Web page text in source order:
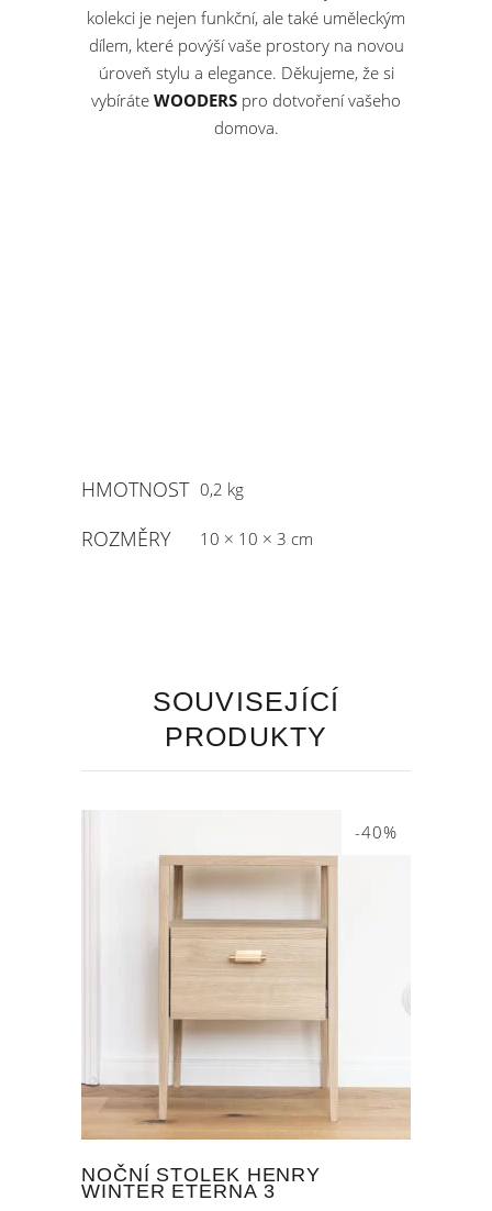
kolekci je nejen funkční, ale také uměleckým
dílem, které povýší vaše prostory na novou
úroveň stylu a elegance. Děkujeme, že si
vybíráte WOODERS pro dotvoření vašeho
domova.
HMOTNOST 0,2 kg
ROZMĚRY 10 × 10 × 3 cm
SOUVISEJÍCÍ
PRODUKTY
-40%
NOČNÍ STOLEK HENRY
WINTER ETERNA 3